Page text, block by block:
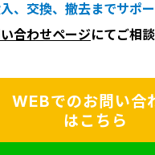
、交換、撤去までサポ
合わせページにてご相
WEBでのお問い合
はこちら